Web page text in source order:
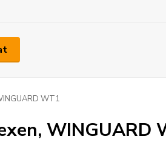
WT1
WINGUARD